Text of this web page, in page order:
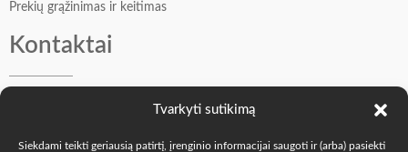
Tvarkyti sutikimą
Siekdami teikti geriausią patirtį, įrenginio informacijai saugoti ir (arba) pasiekti
Prekių grąžinimas ir keitimas
Kontaktai
Vadybininkė Oksana: +370 605 77509
info@o-k.lt